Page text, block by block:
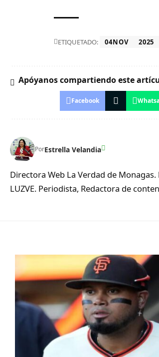
ETIQUETADO: 04NOV 2025
Apóyanos compartiendo este
Facebook
PorEstrella Velandia
Directora Web La Verdad de
LUZVE. Periodista, Redactora de